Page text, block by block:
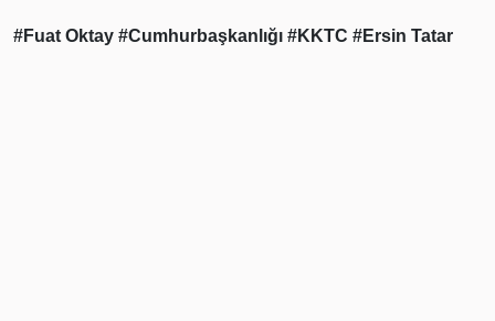
#Fuat Oktay #Cumhurbaşkanlığı #KKTC #Ersin Tatar